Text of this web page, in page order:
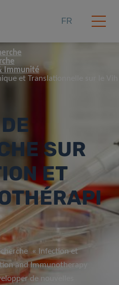
FR
Immunité
et Translationnelle sur le Vih
SUR
ET
« Infection et
and Immunotherapy
de nouvelles